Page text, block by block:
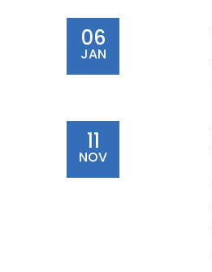
06
JAN
11
NOV